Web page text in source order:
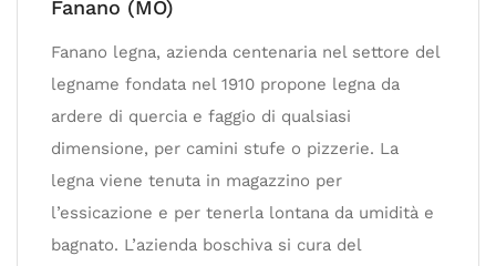
Fanano (MO)
Fanano legna, azienda centenaria nel settore del
legname fondata nel 1910 propone legna da
ardere di quercia e faggio di qualsiasi
dimensione, per camini stufe o pizzerie. La
legna viene tenuta in magazzino per
l’essicazione e per tenerla lontana da umidità e
bagnato. L’azienda boschiva si cura del